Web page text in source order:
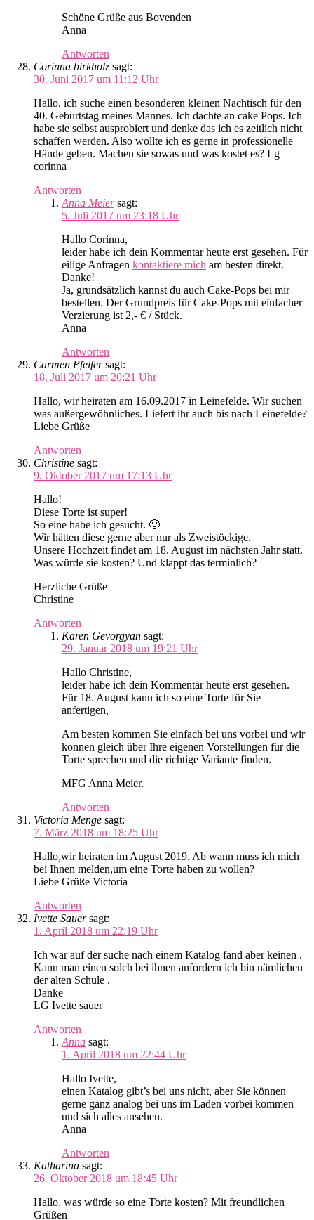
Schöne Grüße aus Bovenden
Anna
Antworten
Corinna birkholz sagt:
30. Juni 2017 um 11:12 Uhr
Hallo, ich suche einen besonderen kleinen Nachtisch für den
40. Geburtstag meines Mannes. Ich dachte an cake Pops. Ich
habe sie selbst ausprobiert und denke das ich es zeitlich nicht
schaffen werden. Also wollte ich es gerne in professionelle
Hände geben. Machen sie sowas und was kostet es? Lg
corinna
Antworten
Anna Meier sagt:
5. Juli 2017 um 23:18 Uhr
Hallo Corinna,
leider habe ich dein Kommentar heute erst gesehen. Für
eilige Anfragen kontaktiere mich am besten direkt.
Danke!
Ja, grundsätzlich kannst du auch Cake-Pops bei mir
bestellen. Der Grundpreis für Cake-Pops mit einfacher
Verzierung ist 2,- € / Stück.
Anna
Antworten
Carmen Pfeifer sagt:
18. Juli 2017 um 20:21 Uhr
Hallo, wir heiraten am 16.09.2017 in Leinefelde. Wir suchen
was außergewöhnliches. Liefert ihr auch bis nach Leinefelde?
Liebe Grüße
Antworten
Christine sagt:
9. Oktober 2017 um 17:13 Uhr
Hallo!
Diese Torte ist super!
So eine habe ich gesucht. 🙂
Wir hätten diese gerne aber nur als Zweistöckige.
Unsere Hochzeit findet am 18. August im nächsten Jahr statt.
Was würde sie kosten? Und klappt das terminlich?
Herzliche Grüße
Christine
Antworten
Karen Gevorgyan sagt:
29. Januar 2018 um 19:21 Uhr
Hallo Christine,
leider habe ich dein Kommentar heute erst gesehen.
Für 18. August kann ich so eine Torte für Sie
anfertigen,
Am besten kommen Sie einfach bei uns vorbei und wir
können gleich über Ihre eigenen Vorstellungen für die
Torte sprechen und die richtige Variante finden.
MFG Anna Meier.
Antworten
Victoria Menge sagt:
7. März 2018 um 18:25 Uhr
Hallo,wir heiraten im August 2019. Ab wann muss ich mich
bei Ihnen melden,um eine Torte haben zu wollen?
Liebe Grüße Victoria
Antworten
Ivette Sauer sagt:
1. April 2018 um 22:19 Uhr
Ich war auf der suche nach einem Katalog fand aber keinen .
Kann man einen solch bei ihnen anfordern ich bin nämlichen
der alten Schule .
Danke
LG Ivette sauer
Antworten
Anna sagt:
1. April 2018 um 22:44 Uhr
Hallo Ivette,
einen Katalog gibt’s bei uns nicht, aber Sie können
gerne ganz analog bei uns im Laden vorbei kommen
und sich alles ansehen.
Anna
Antworten
Katharina sagt:
26. Oktober 2018 um 18:45 Uhr
Hallo, was würde so eine Torte kosten? Mit freundlichen
Grüßen